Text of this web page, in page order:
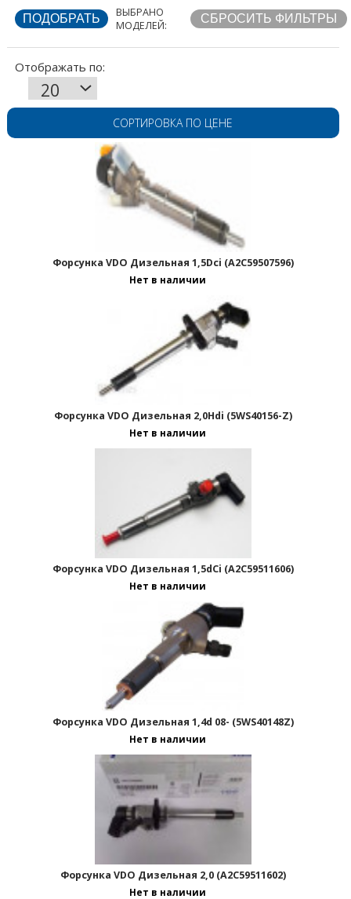
ВЫБРАНО
МОДЕЛЕЙ:
СОРТИРОВКА ПО ЦЕНЕ
Форсунка VDO Дизельная 1,5Dci (A2C59507596)
Нет в наличии
Форсунка VDO Дизельная 2,0Hdi (5WS40156-Z)
Нет в наличии
Форсунка VDO Дизельная 1,5dCi (A2C59511606)
Нет в наличии
Форсунка VDO Дизельная 1,4d 08- (5WS40148Z)
Нет в наличии
Форсунка VDO Дизельная 2,0 (A2C59511602)
Нет в наличии